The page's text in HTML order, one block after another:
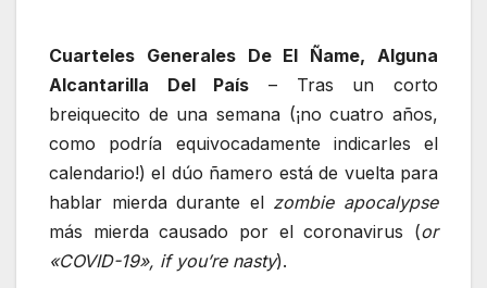
Cuarteles Generales De El Ñame, Alguna
Alcantarilla Del País – Tras un corto
breiquecito de una semana (¡no cuatro años,
como podría equivocadamente indicarles el
calendario!) el dúo ñamero está de vuelta para
hablar mierda durante el zombie apocalypse
más mierda causado por el coronavirus (or
«COVID-19», if you’re nasty).